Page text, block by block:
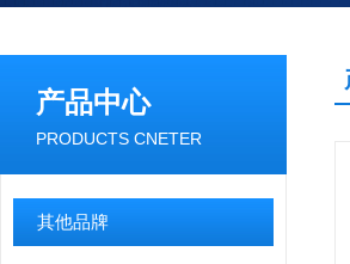
产品中心
PRODUCTS CNETER
其他品牌